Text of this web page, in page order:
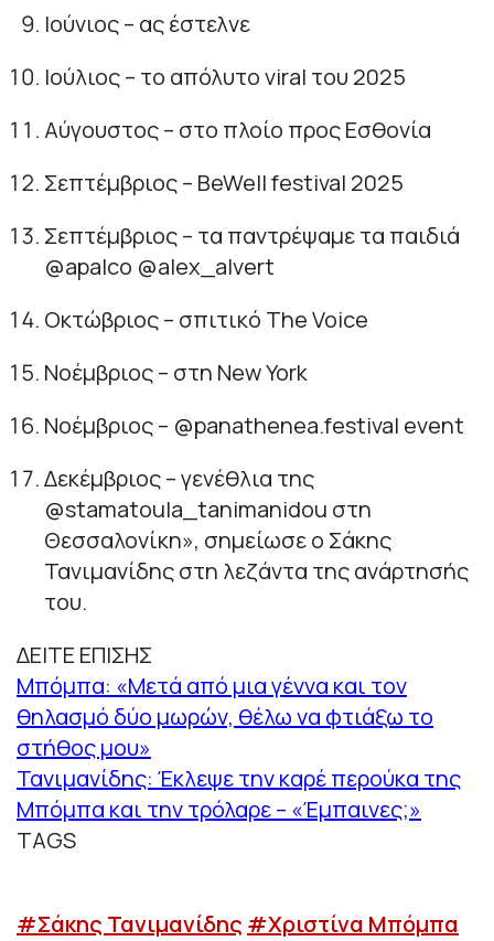
Ιούνιος – ας έστελνε
Ιούλιος – το απόλυτο viral του 2025
Αύγουστος – στο πλοίο προς Εσθονία
Σεπτέμβριος – BeWell festival 2025
Σεπτέμβριος – τα παντρέψαμε τα παιδιά
@apalco @alex_alvert
Οκτώβριος – σπιτικό The Voice
Νοέμβριος – στη New York
Νοέμβριος – @panathenea.festival event
Δεκέμβριος – γενέθλια της
@stamatoula_tanimanidou στη
Θεσσαλονίκη», σημείωσε ο Σάκης
Τανιμανίδης στη λεζάντα της ανάρτησής
του.
ΔΕΙΤΕ ΕΠΙΣΗΣ
Μπόμπα: «Μετά από μια γέννα και τον
θηλασμό δύο μωρών, θέλω να φτιάξω το
στήθος μου»
Τανιμανίδης: Έκλεψε την καρέ περούκα της
Μπόμπα και την τρόλαρε – «Έμπαινες;»
TAGS
#Σάκης Τανιμανίδης #Χριστίνα Μπόμπα